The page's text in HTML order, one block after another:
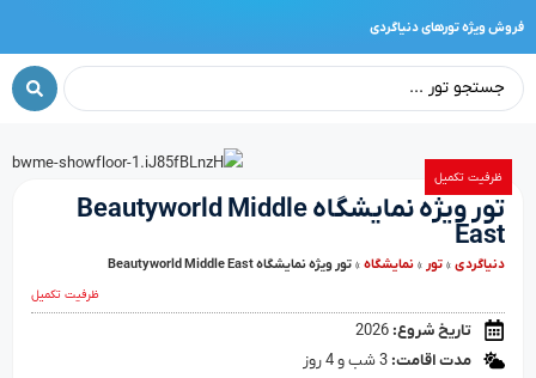
فروش ویژه تورهای دنیاگردی
ظرفیت تکمیل
تور ویژه نمایشگاه Beautyworld Middle
East
دنیا‌گردی » تور » نمایشگاه » تور ویژه نمایشگاه Beautyworld Middle East
ظرفیت تکمیل
تاریخ شروع:
مدت اقامت: